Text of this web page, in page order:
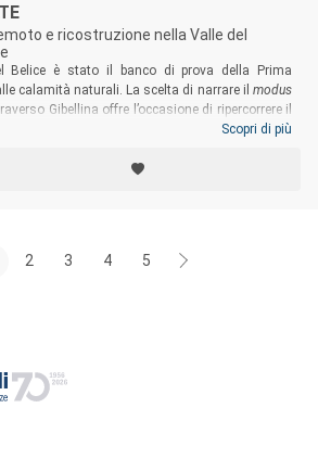
e ricostruzione nella Valle del
Belice è stato il banco di prova della Prima
calamità naturali. La scelta di narrare il modus
Gibellina offre l’occasione di ripercorrere il
di una città dalle caratteristiche uniche e
breve storia urbanistica di Gibellina Nuova, il
spaziali, temporali e culturali che le
Scopri di più
2 3 4 5